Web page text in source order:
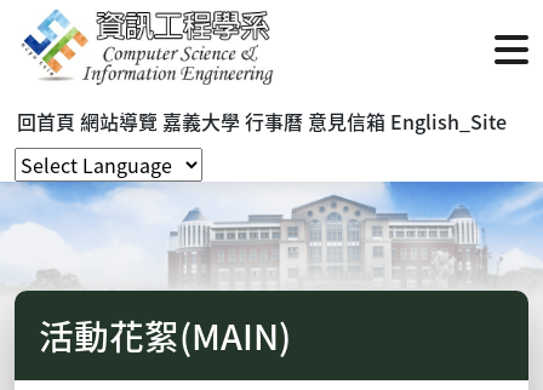
回首頁 網站導覽 嘉義大學行事曆 意見信箱 English_Site
活動花絮(MAIN)